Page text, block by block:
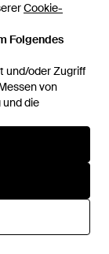
Cookie-
Folgendes
und/oder Zugriff
von
die
Cookie-
Folgendes
und/oder Zugriff
von
die